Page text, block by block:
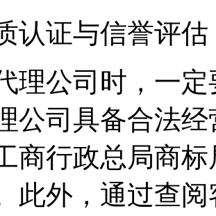
认证与信誉评估
理公司时，一
公司具备合法
商行政总局商
此外，通过查